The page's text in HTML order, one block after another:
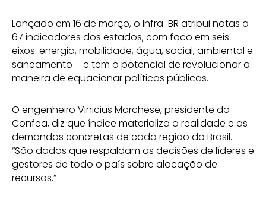
Lançado em 16 de março, o Infra-BR atribui notas a
67 indicadores dos estados, com foco em seis
eixos: energia, mobilidade, água, social, ambiental e
saneamento – e tem o potencial de revolucionar a
maneira de equacionar políticas públicas.
O engenheiro Vinicius Marchese, presidente do
Confea, diz que índice materializa a realidade e as
demandas concretas de cada região do Brasil.
“São dados que respaldam as decisões de líderes e
gestores de todo o país sobre alocação de
recursos.”